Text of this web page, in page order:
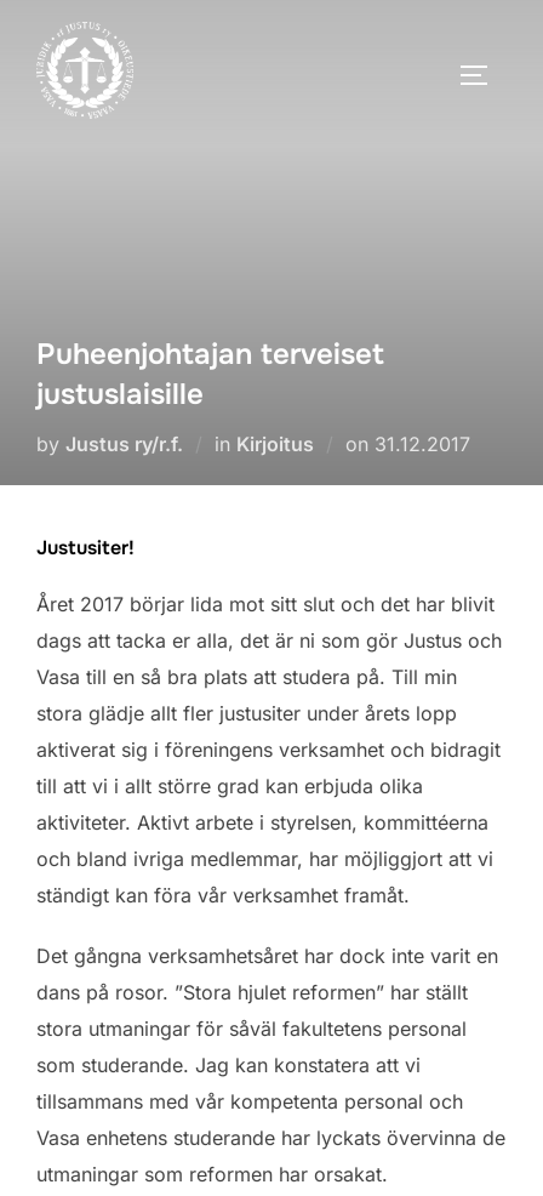
content
Puheenjohtajan terveiset
justuslaisille
by Justus ry/r.f. in Kirjoitus on Posted
31.12.2017
Justusiter!
Året 2017 börjar lida mot sitt slut och det har blivit
dags att tacka er alla, det är ni som gör Justus och
Vasa till en så bra plats att studera på. Till min
stora glädje allt fler justusiter under årets lopp
aktiverat sig i föreningens verksamhet och bidragit
till att vi i allt större grad kan erbjuda olika
aktiviteter. Aktivt arbete i styrelsen, kommittéerna
och bland ivriga medlemmar, har möjliggjort att vi
ständigt kan föra vår verksamhet framåt.
Det gångna verksamhetsåret har dock inte varit en
dans på rosor. ”Stora hjulet reformen” har ställt
stora utmaningar för såväl fakultetens personal
som studerande. Jag kan konstatera att vi
tillsammans med vår kompetenta personal och
Vasa enhetens studerande har lyckats övervinna de
utmaningar som reformen har orsakat.